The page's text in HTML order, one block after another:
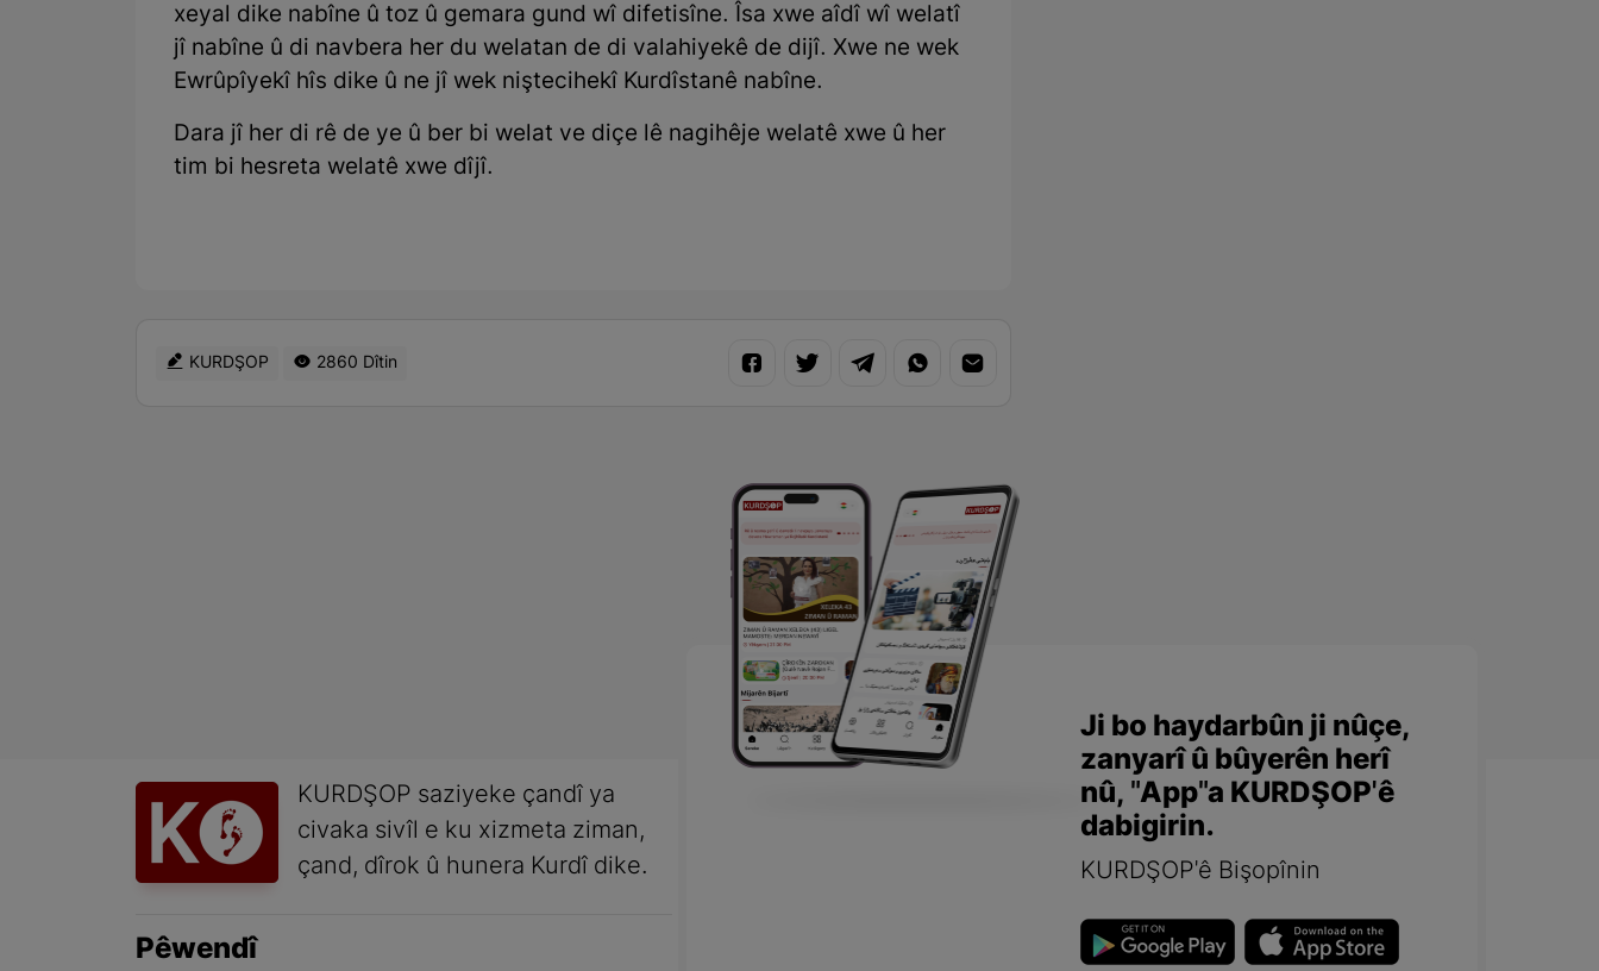
xeyal dike nabîne û toz û gemara gund wî difetisîne. Îsa xwe aîdî wî welatî
jî nabîne û di navbera her du welatan de di valahiyekê de dijî. Xwe ne wek
Ewrûpîyekî hîs dike û ne jî wek niştecihekî Kurdîstanê nabîne.
Dara jî her di rê de ye û ber bi welat ve diçe lê nagihêje welatê xwe û her
tim bi hesreta welatê xwe dîjî.
KURDŞOP 2860 Dîtin
KURDŞOP saziyeke çandî ya
civaka sivîl e ku xizmeta ziman,
çand, dîrok û hunera Kurdî dike.
Pêwendî
Ji bo haydarbûn ji nûçe,
zanyarî û bûyerên herî
nû, "App"a KURDŞOP'ê
dabigirin.
KURDŞOP'ê Bişopînin